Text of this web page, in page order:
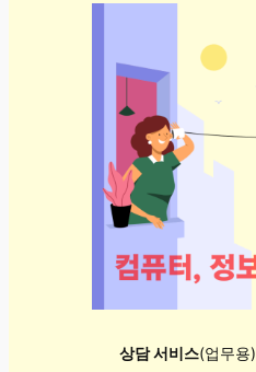
상담 서비스(업무